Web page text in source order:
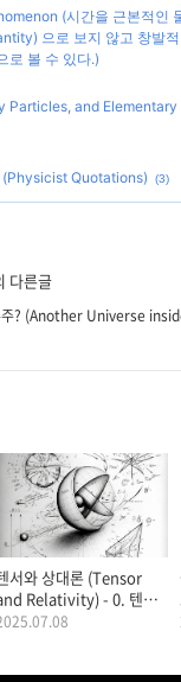
(시간을 근본적인
으로 보지 않고 창발
로 볼 수 있다.)
Particles, and
(Physicist Quotations) (3)
다른글
주? (Another Universe
서와 상대론 (Tensor
Relativity) - 0. 텐서
란?